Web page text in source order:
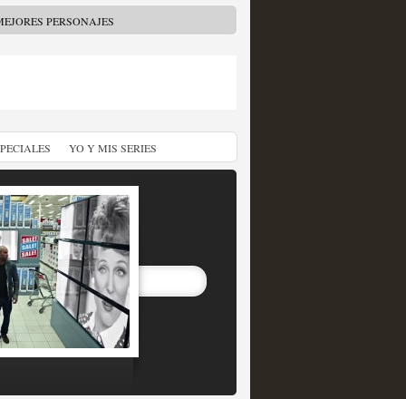
PERSONAJES
YO Y MIS SERIES